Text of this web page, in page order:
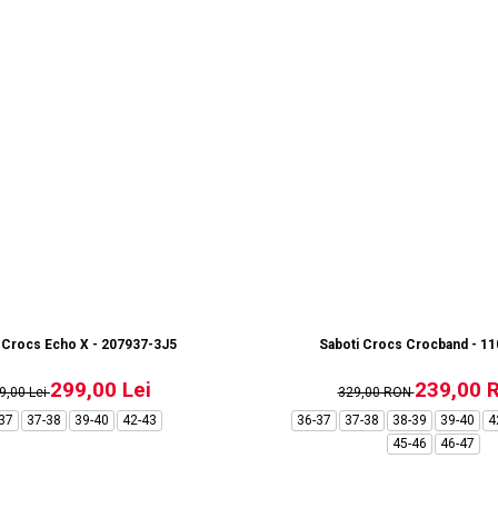
Echo X - 207937-3J5
Lei299,00 Lei
37-38 39-40 42-43
Saboti Crocs Crocband -
329,00 RON239,00
36-37 37-38 38-39 39-40
45-46
46-47